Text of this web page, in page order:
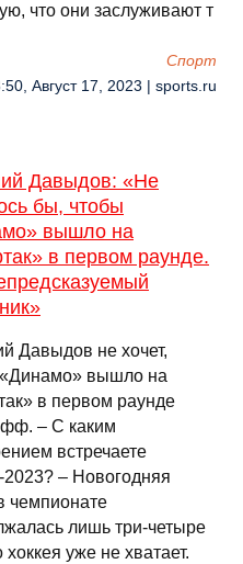
что они заслуживают т
Спорт
Август 17, 2023 | sports.ru
Давыдов: «Не
бы, чтобы
вышло на
в первом раунде.
Давыдов не хочет,
вышло на
в первом раунде
– С каким
встречаете
2023? – Новогодняя
чемпионате
лишь три-четыре
хоккея уже не хватает.